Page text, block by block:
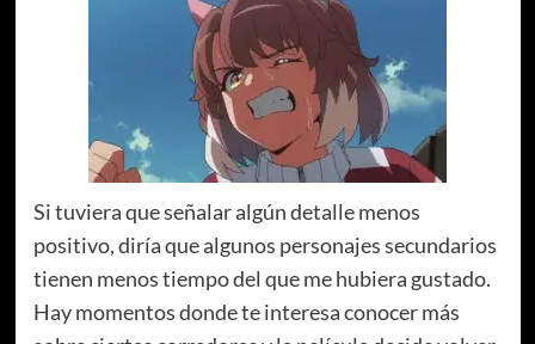
Si tuviera que señalar algún detalle menos
positivo, diría que algunos personajes secundarios
tienen menos tiempo del que me hubiera gustado.
Hay momentos donde te interesa conocer más